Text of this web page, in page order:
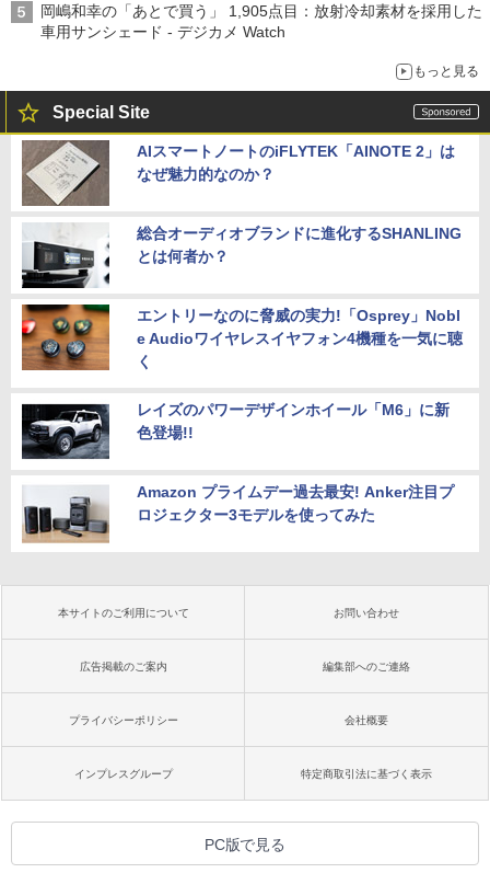
岡嶋和幸の「あとで買う」 1,905点目：放射冷却素材を採用した
車用サンシェード - デジカメ Watch
もっと見る
Special Site
AIスマートノートのiFLYTEK「AINOTE 2」は
なぜ魅力的なのか？
総合オーディオブランドに進化するSHANLING
とは何者か？
エントリーなのに脅威の実力!「Osprey」Nobl
e Audioワイヤレスイヤフォン4機種を一気に聴
く
レイズのパワーデザインホイール「M6」に新
色登場!!
Amazon プライムデー過去最安! Anker注目プ
ロジェクター3モデルを使ってみた
本サイトのご利用について お問い合わせ
広告掲載のご案内 編集部へのご連絡
プライバシーポリシー 会社概要
インプレスグループ 特定商取引法に基づく表示
PC版で見る